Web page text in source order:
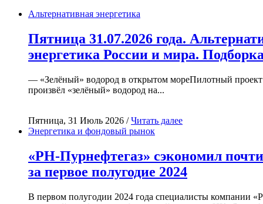
Альтернативная энергетика
Пятница 31.07.2026 года.
энергетика России и мира.
— «Зелёный» водород в открытом мореПилотный
произвёл «зелёный» водород на...
Пятница, 31 Июль 2026 /Читать далее
Энергетика и фондовый рынок
«РН-Пурнефтегаз» сэкономил
за первое полугодие 2024
В первом полугодии 2024 года специалисты компании